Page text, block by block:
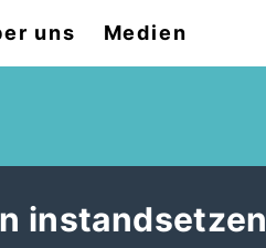
uns Medien
instandsetzen